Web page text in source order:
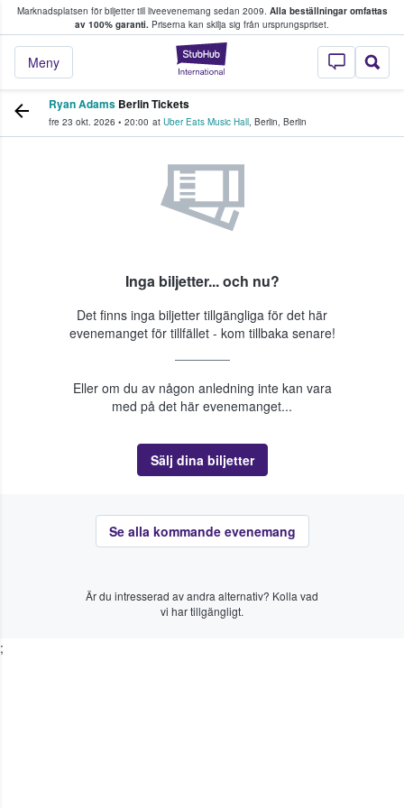
Marknadsplatsen för biljetter till liveevenemang sedan 2009. Alla beställningar omfattas
av 100% garanti. Priserna kan skilja sig från ursprungspriset.
StubHub – där
Meny
köper och säljer biljetter.
Ryan Adams Berlin Tickets
fre 23 okt. 2026 • 20:00 at Uber Eats Music Hall, Berlin, Berlin
Inga biljetter... och nu?
Det finns inga biljetter tillgängliga för det här
evenemanget för tillfället - kom tillbaka senare!
Eller om du av någon anledning inte kan vara
med på det här evenemanget...
Sälj dina biljetter
Se alla kommande evenemang
Är du intresserad av andra alternativ? Kolla vad
vi har tillgängligt.
;